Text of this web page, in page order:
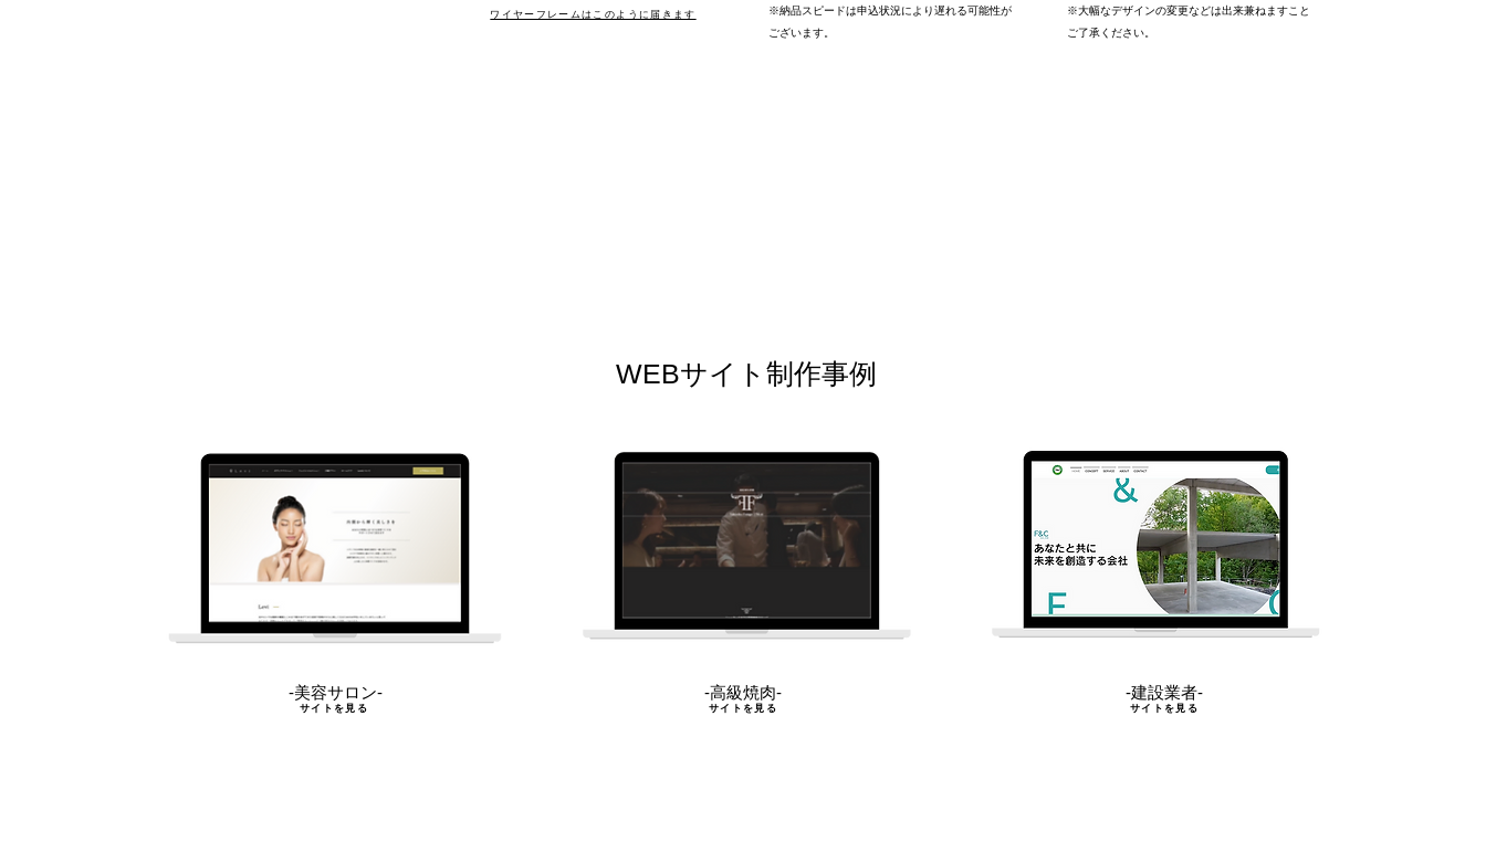
ワイヤーフレームはこのように届きます
※納品スピードは申込状況により遅れる可能性が
ございます。
※大幅なデザインの変更などは出来兼ねますこと
​ご了承ください。
-美容サロン-
サイトを見る
-高級焼肉-
サイトを見る
​WEBサイト制作事例
-建設業者-
サイトを見る